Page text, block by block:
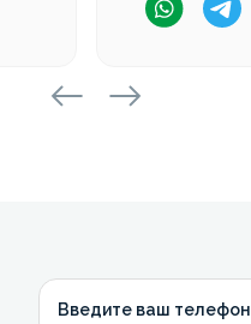
Введите ваш телефон